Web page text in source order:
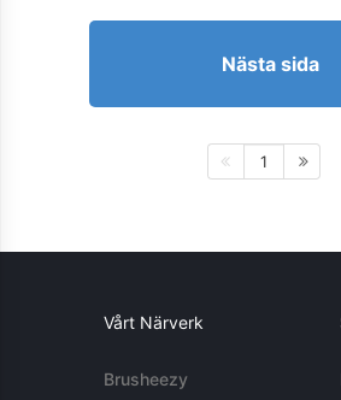
Nästa sida
1
Vårt Närverk
Brusheezy